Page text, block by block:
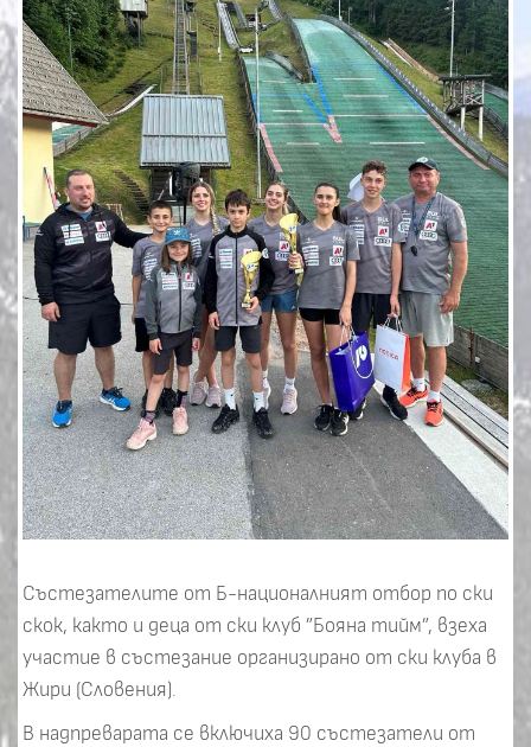
Състезателите от Б-националният отбор по ски
скок, както и деца от ски клуб ”Бояна тийм”, взеха
участие в състезание организирано от ски клуба в
Жири (Словения).
В надпреварата се включиха 90 състезатели от